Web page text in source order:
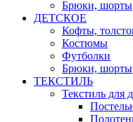
Брюки, шорты
ДЕТСКОЕ
Кофты,
Костюмы
Футболки
Брюки, шорты
ТЕКСТИЛЬ
Текстиль для